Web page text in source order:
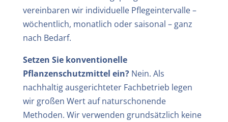
vereinbaren wir individuelle Pflegeintervalle –
wöchentlich, monatlich oder saisonal – ganz
nach Bedarf.
Setzen Sie konventionelle
Pflanzenschutzmittel ein?Nein. Als
nachhaltig ausgerichteter Fachbetrieb legen
wir großen Wert auf naturschonende
Methoden. Wir verwenden grundsätzlich keine